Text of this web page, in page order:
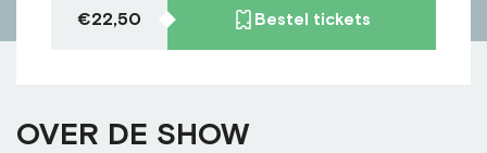
€22,50 Bestel tickets
OVER DE SHOW